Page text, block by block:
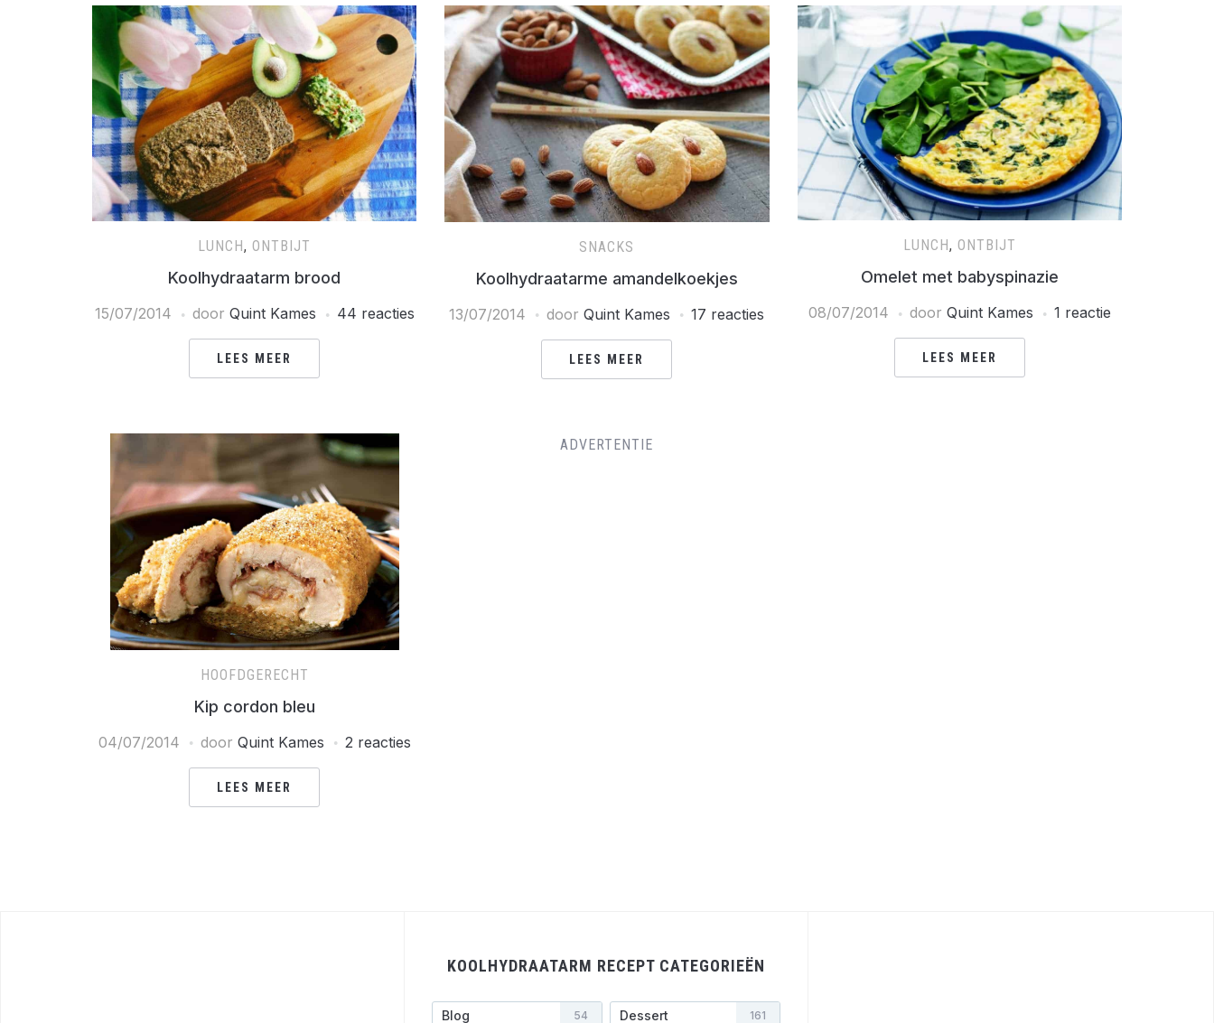
LUNCH, ONTBIJT
Koolhydraatarm brood
15/07/2014 door Quint Kames 44 reacties
LEES MEER
SNACKS
Koolhydraatarme amandelkoekjes
13/07/2014 doorQuint Kames 17 reacties
LEES MEER
LUNCH, ONTBIJT
Omelet met babyspinazie
08/07/2014 door Quint Kames 1 reactie
LEES MEER
HOOFDGERECHT
Kip cordon bleu
04/07/2014 door Quint Kames 2 reacties
LEES MEER
ADVERTENTIE
KOOLHYDRAATARM RECEPT CATEGORIEËN
Blog 54 Dessert 161